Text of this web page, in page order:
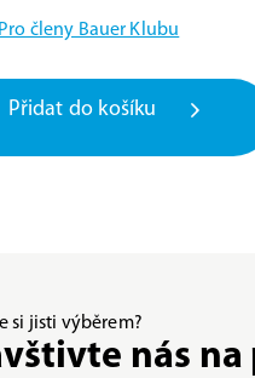
Pro členy Bauer Klubu
Přidat do košíku
si jisti výběrem?
nás